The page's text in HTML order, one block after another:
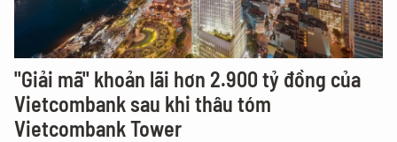
"Giải mã" khoản lãi hơn 2.900 tỷ đồng của
Vietcombank sau khi thâu tóm
Vietcombank Tower